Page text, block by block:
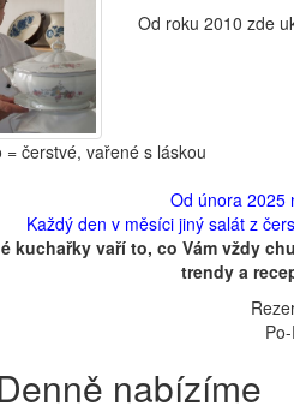
Od roku 2010 zde
čerstvé, vařené s láskou
Od února
Každý den v měsíci jiný salát z
kuchařky vaří to, co Vám vždy
trendy a
nabízíme